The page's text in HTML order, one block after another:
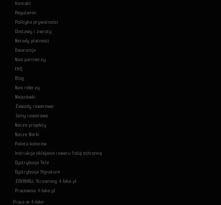
Kontakt
Regulamin
Polityka prywatności
Dostawy i zwroty
Metody płatności
Gwarancja
Nasi partnerzy
F&Q
Blog
Nasi riderzy
Miejscówki
Zawody rowerowe
Jamy rowerowe
Nasze projekty
Nasze Marki
Paleta kolorów
Instrukcja oklejania roweru folią ochronną
Dystrybucja Title
Dystrybucja Signature
ZOKAHALL Streaming 4-bike.pl
Pracownia 4-bike.pl
Praca w 4-bike